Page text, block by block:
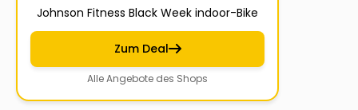
Johnson Fitness Black Week indoor-Bike
Zum Deal
Alle Angebote des Shops